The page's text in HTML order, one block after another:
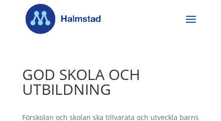
GOD SKOLA OCH
UTBILDNING
Förskolan och skolan ska tillvarata och utveckla barns